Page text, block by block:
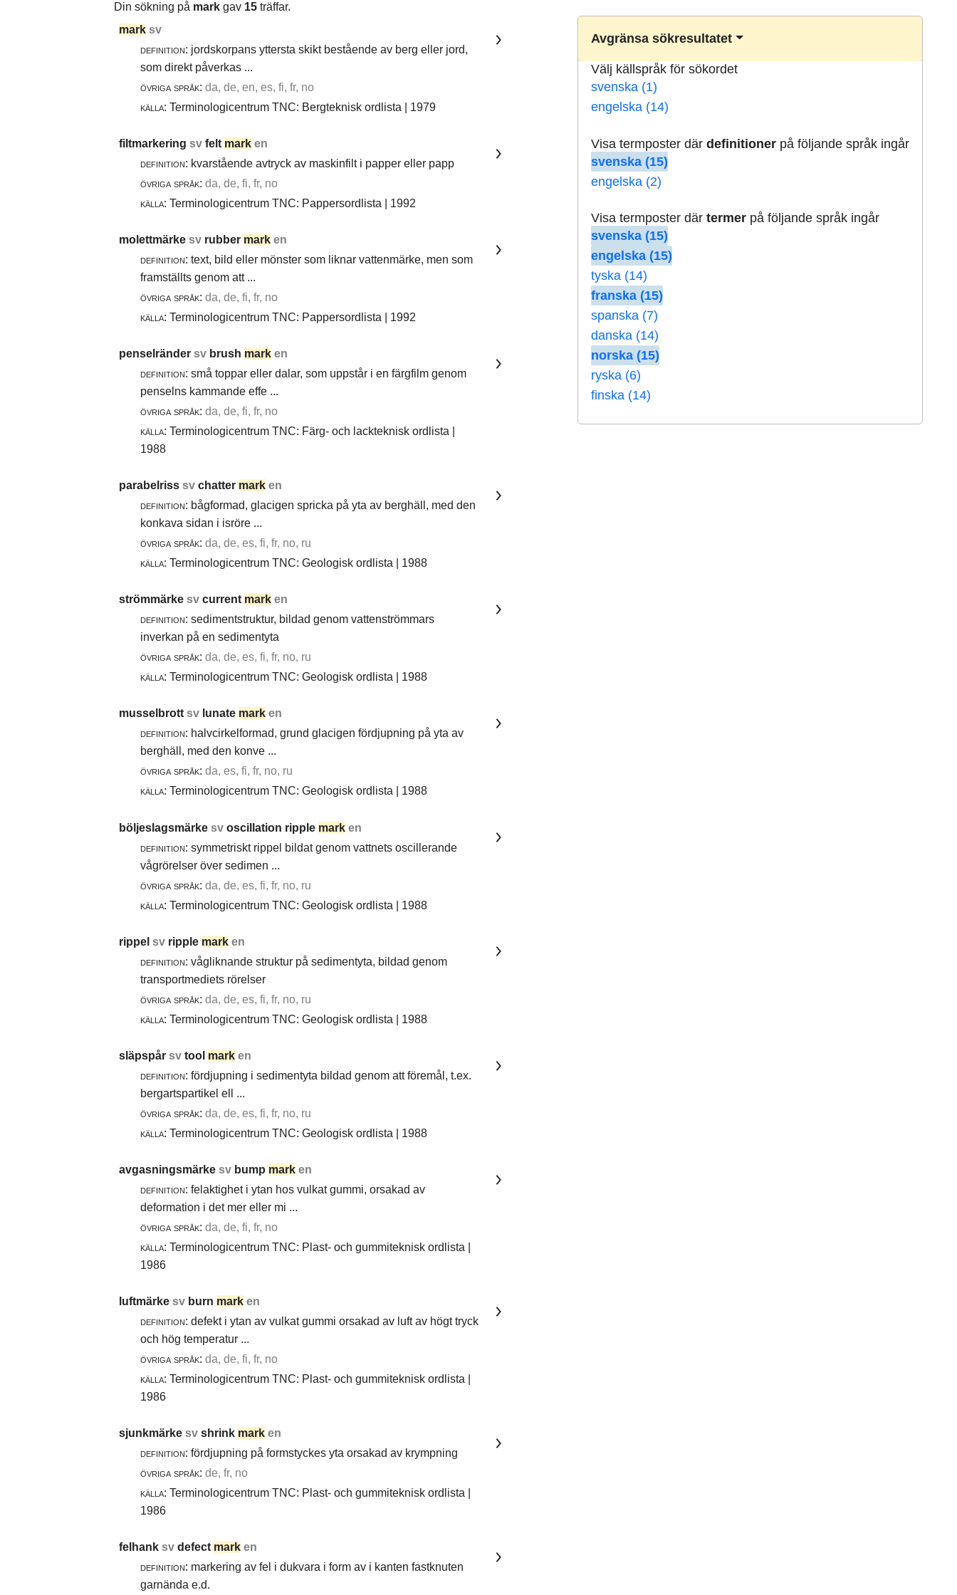
Din sökning på mark gav 15 träffar.
Avgränsa sökresultatet
Välj källspråk för sökordet
svenska (1)
engelska (14)
Visa termposter därdefinitioner på följande språk ingår
svenska (15)
engelska (2)
Visa termposter därtermer på följande språk ingår
svenska (15)
engelska (15)
tyska (14)
franska (15)
spanska (7)
danska (14)
norska (15)
ryska (6)
finska (14)
mark sv
definition: jordskorpans yttersta skikt bestående av berg eller jord,
som direkt påverkas ...
övriga språk: da, de, en, es, fi, fr, no
källa: Terminologicentrum TNC: Bergteknisk ordlista | 1979
filtmarkering sv felt mark en
definition: kvarstående avtryck av maskinfilt i papper eller papp
övriga språk: da, de, fi, fr, no
källa: Terminologicentrum TNC: Pappersordlista | 1992
molettmärke sv rubber mark en
definition: text, bild eller mönster som liknar vattenmärke, men som
framställts genom att ...
övriga språk: da, de, fi, fr, no
källa: Terminologicentrum TNC: Pappersordlista | 1992
penselränder sv brush mark en
definition: små toppar eller dalar, som uppstår i en färgfilm genom
penselns kammande effe ...
övriga språk: da, de, fi, fr, no
källa: Terminologicentrum TNC: Färg- och lackteknisk ordlista |
1988
parabelriss sv chatter mark en
definition: bågformad, glacigen spricka på yta av berghäll, med den
konkava sidan i isröre ...
övriga språk: da, de, es, fi, fr, no, ru
källa: Terminologicentrum TNC: Geologisk ordlista | 1988
strömmärke sv current mark en
definition: sedimentstruktur, bildad genom vattenströmmars
inverkan på en sedimentyta
övriga språk: da, de, es, fi, fr, no, ru
källa: Terminologicentrum TNC: Geologisk ordlista | 1988
musselbrottsv lunate mark en
definition: halvcirkelformad, grund glacigen fördjupning på yta av
berghäll, med den konve ...
övriga språk: da, es, fi, fr, no, ru
källa: Terminologicentrum TNC: Geologisk ordlista | 1988
böljeslagsmärke sv oscillation ripple mark en
definition: symmetriskt rippel bildat genom vattnets oscillerande
vågrörelser över sedimen ...
övriga språk: da, de, es, fi, fr, no, ru
källa: Terminologicentrum TNC: Geologisk ordlista | 1988
rippel sv ripple mark en
definition: vågliknande struktur på sedimentyta, bildad genom
transportmediets rörelser
övriga språk: da, de, es, fi, fr, no, ru
källa: Terminologicentrum TNC: Geologisk ordlista | 1988
släpspår sv tool mark en
definition: fördjupning i sedimentyta bildad genom att föremål, t.ex.
bergartspartikel ell ...
övriga språk: da, de, es, fi, fr, no, ru
källa: Terminologicentrum TNC: Geologisk ordlista | 1988
avgasningsmärke sv bump mark en
definition: felaktighet i ytan hos vulkat gummi, orsakad av
deformation i det mer eller mi ...
övriga språk: da, de, fi, fr, no
källa: Terminologicentrum TNC: Plast- och gummiteknisk ordlista |
1986
luftmärke sv burn mark en
definition: defekt i ytan av vulkat gummi orsakad av luft av högt tryck
och hög temperatur ...
övriga språk: da, de, fi, fr, no
källa: Terminologicentrum TNC: Plast- och gummiteknisk ordlista |
1986
sjunkmärke sv shrink mark en
definition: fördjupning på formstyckes yta orsakad av krympning
övriga språk: de, fr, no
källa: Terminologicentrum TNC: Plast- och gummiteknisk ordlista |
1986
felhank sv defect mark en
definition: markering av fel i dukvara i form av i kanten fastknuten
garnända e.d.